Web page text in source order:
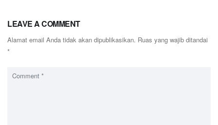
LEAVE A COMMENT
Alamat email Anda tidak akan dipublikasikan. Ruas yang wajib ditandai
*